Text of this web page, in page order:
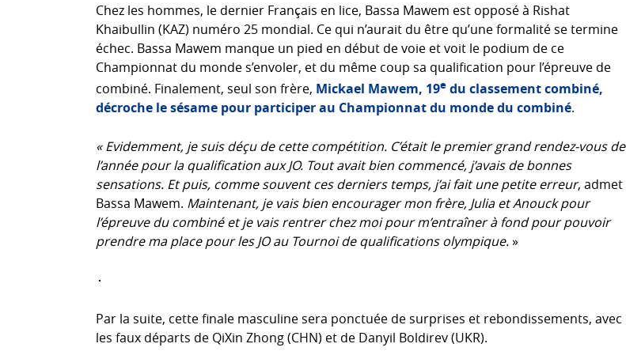
Chez les hommes, le dernier Français en lice, Bassa Mawem est opposé à Rishat
Khaibullin (KAZ) numéro 25 mondial. Ce qui n’aurait du être qu’une formalité se termine
échec. Bassa Mawem manque un pied en début de voie et voit le podium de ce
Championnat du monde s’envoler, et du même coup sa qualification pour l’épreuve de
combiné. Finalement, seul son frère, Mickael Mawem, 19e du classement combiné,
décroche le sésame pour participer au Championnat du monde du combiné.
« Evidemment, je suis déçu de cette compétition. C’était le premier grand rendez-vous de
l’année pour la qualification aux JO. Tout avait bien commencé, j’avais de bonnes
sensations. Et puis, comme souvent ces derniers temps, j’ai fait une petite erreur, admet
Bassa Mawem. Maintenant, je vais bien encourager mon frère, Julia et Anouck pour
l’épreuve du combiné et je vais rentrer chez moi pour m’entraîner à fond pour pouvoir
prendre ma place pour les JO au Tournoi de qualifications olympique.»
Par la suite, cette finale masculine sera ponctuée de surprises et rebondissements, avec
les faux départs de QiXin Zhong (CHN) et de Danyil Boldirev (UKR).